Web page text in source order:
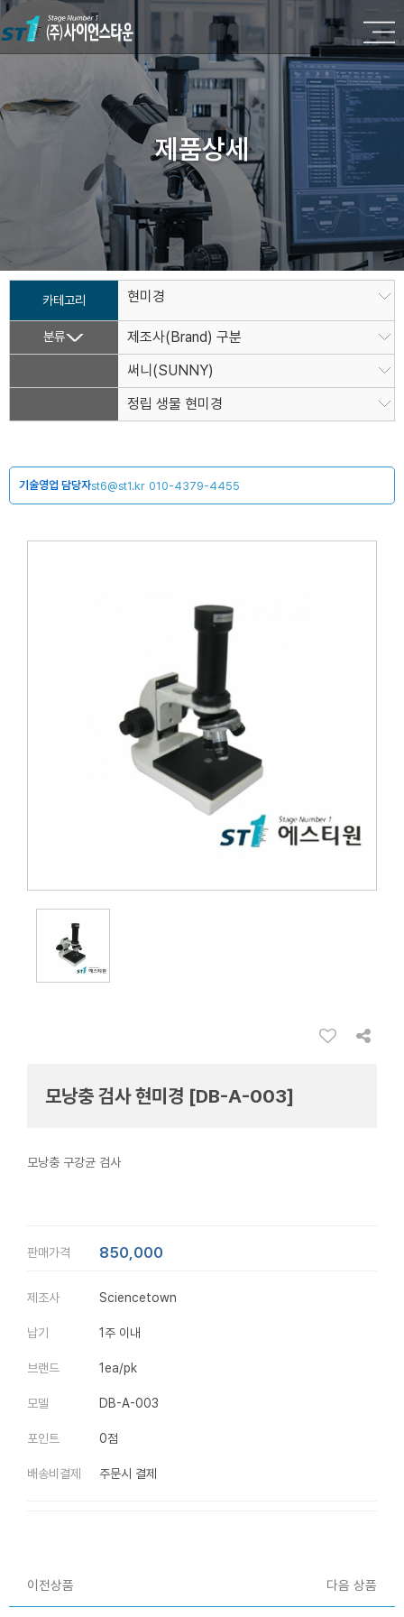
제품상세
카테고리 현미경
분류
제조사(Brand) 구분
써니(SUNNY)
정립 생물 현미경
기술영업 담당자st6@st1.kr 010-4379-4455
모낭충 검사 현미경 [DB-A-003]
모낭충 구강균 검사
판매가격 850,000
제조사 Sciencetown
납기 1주 이내
브랜드 1ea/pk
모델 DB-A-003
포인트 0점
배송비결제 주문시 결제
이전상품 다음 상품